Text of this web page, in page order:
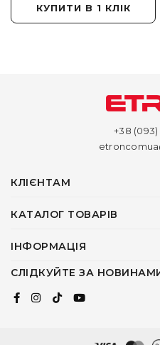
КУПИТИ В 1 КЛІК
+38 (093)
КЛІЄНТАМ
КАТАЛОГ ТОВАРІВ
ІНФОРМАЦІЯ
СЛІДКУЙТЕ ЗА